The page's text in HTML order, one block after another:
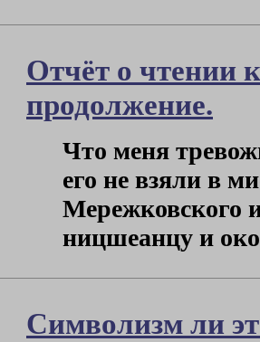
Отчёт о чтении
продолжение.
Что меня
его не взяли в
Мережковского
ницшеанцу и
Символизм ли